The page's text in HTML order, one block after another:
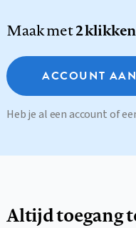
Maak met2 klikken
ACCOUNT
Heb je al een account of
Altijd toegang